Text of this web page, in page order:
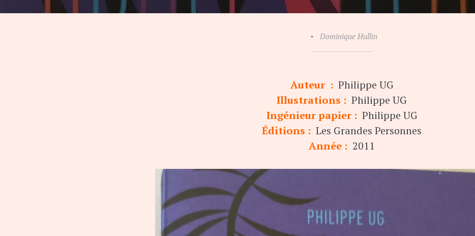
• Dominique Hullin
Auteur : Philippe UG
Illustrations : Philippe UG
Ingénieur papier : Philippe UG
Éditions : Les Grandes Personnes
Année : 2011